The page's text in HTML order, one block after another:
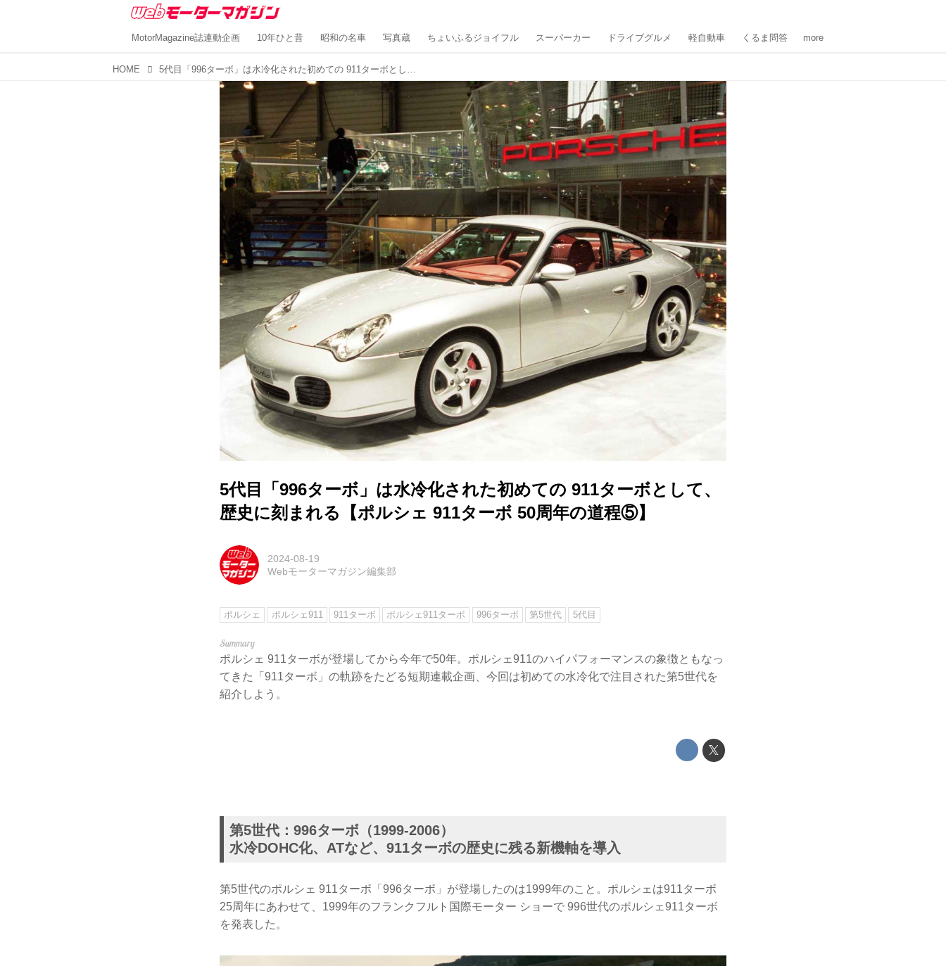
MotorMagazine誌連動企画 10年ひと昔 昭和の名車 写真蔵 ちょいふるジョイフル スーパーカー ドライブグルメ 軽自動車 くるま問答 more
HOME 5代目「996ターボ」は水冷化された初めての 911ターボとして、歴史に刻まれる【ポルシェ 911ターボ 50周年の道程⑤】
5代目「996ターボ」は水冷化された初めての 911ターボとして、
歴史に刻まれる【ポルシェ 911ターボ 50周年の道程⑤】
2024-08-19
Webモーターマガジン編集部
ポルシェ ポルシェ911 911ターボ ポルシェ911ターボ 996ターボ 第5世代 5代目
ポルシェ 911ターボが登場してから今年で50年。ポルシェ911のハイパフォーマンスの象徴ともなっ
てきた「911ターボ」の軌跡をたどる短期連載企画、今回は初めての水冷化で注目された第5世代を
紹介しよう。
第5世代：996ターボ（1999-2006）
水冷DOHC化、ATなど、911ターボの歴史に残る新機軸を導入
第5世代のポルシェ 911ターボ「996ターボ」が登場したのは1999年のこと。ポルシェは911ターボ
25周年にあわせて、1999年のフランクフルト国際モーター ショーで 996世代のポルシェ911ターボ
を発表した。